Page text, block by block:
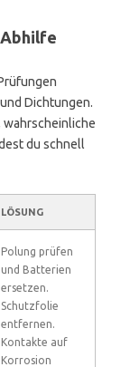
Dichtungen.
du schnell
LÖSUNG
Polung prüfen
und Batterien
ersetzen.
Schutzfolie
entfernen.
Kontakte auf
Korrosion